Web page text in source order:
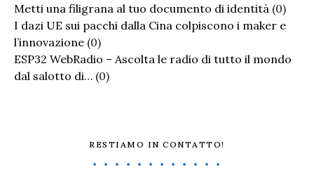
Metti una filigrana al tuo documento di identità (0)
I dazi UE sui pacchi dalla Cina colpiscono i maker e
l’innovazione (0)
ESP32 WebRadio – Ascolta le radio di tutto il mondo
dal salotto di… (0)
RESTIAMO IN CONTATTO!